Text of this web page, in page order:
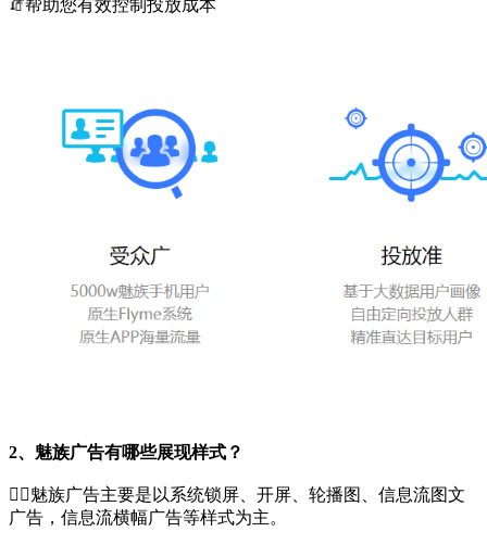
🧯帮助您有效控制投放成本
2、魅族广告有哪些展现样式？
🏄‍♀️魅族广告主要是以系统锁屏、开屏、轮播图、信息流图文
广告，信息流横幅广告等样式为主。